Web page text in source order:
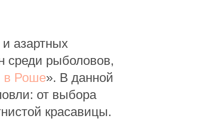
азартных
среди рыболовов,
в Роше». В данной
от выбора
красавицы.